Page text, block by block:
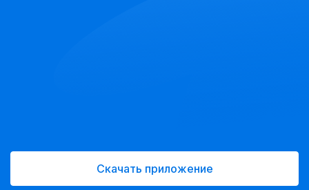
Скачать приложение